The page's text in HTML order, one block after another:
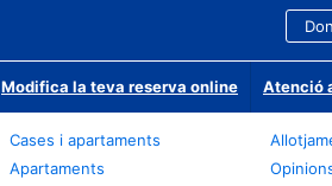
Modifica la teva reserva online Atenció
Cases i apartaments
Apartaments